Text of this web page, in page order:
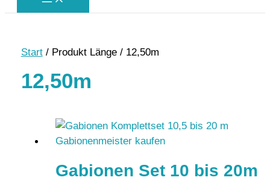
Start/ Produkt Länge / 12,50m
12,50m
Gabionen Set 10 bis 20m